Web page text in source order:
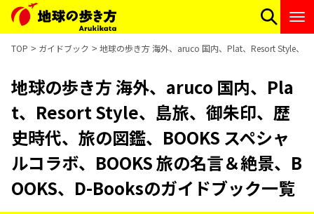
TOP ガイドブック 地球の歩き方 海外、aruco 国内、Plat、Resort Style、
地球の歩き方 海外、aruco 国内、Pla
t、Resort Style、島旅、御朱印、歴
史時代、旅の図鑑、BOOKS スペシャ
ルコラボ、BOOKS 旅の名言＆絶景、B
OOKS、D-Booksのガイドブック一覧